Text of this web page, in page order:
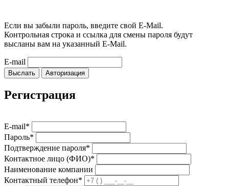
Если вы забыли пароль, введите свой E-Mail.
Контрольная строка и ссылка для смены пароля будут
высланы вам на указанный E-Mail.
E-mail
Выслать Авторизация
Регистрация
E-mail*
Пароль*
Подтверждение пароля*
Контактное лицо (ФИО)*
Наименование компании
Контактный телефон*